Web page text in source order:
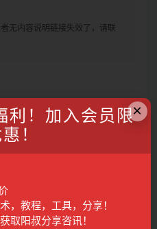
无内容说明链接失效了，请联
贴赚$2000美元，超级详细保
姆级教程！
×
利！加入会员限
！
，教程，工具，分享！
取阳叔分享咨讯！